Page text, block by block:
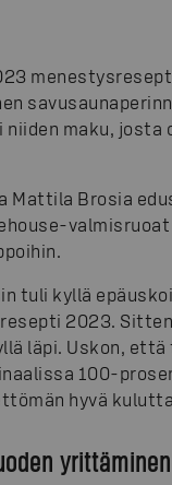
maku, josta
Mattila Brosia
tuli kyllä
2023.
läpi. Uskon,
100-
hyvä